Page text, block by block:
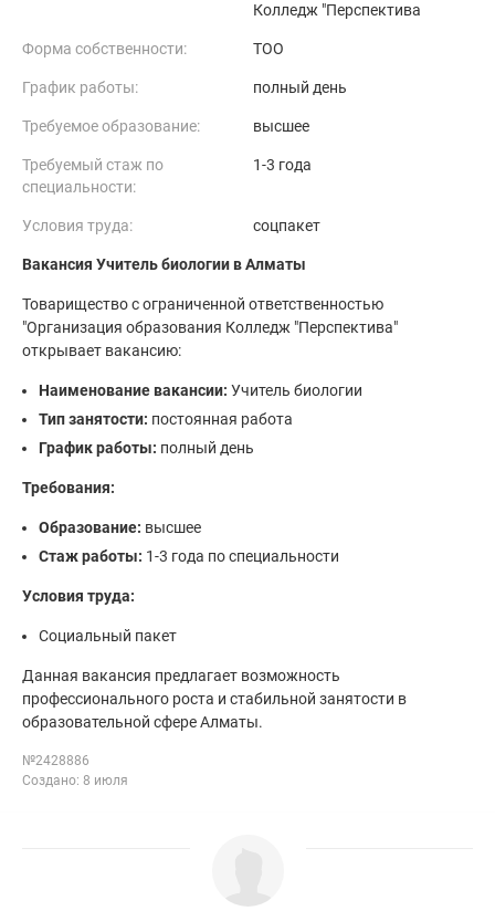
Колледж "Перспектива
Форма собственности: ТОО
График работы: полный день
Требуемое образование: высшее
Требуемый стаж по
специальности:
1-3 года
Условия труда: соцпакет
Вакансия Учитель биологии в Алматы
Товарищество с ограниченной ответственностью
"Организация образования Колледж "Перспектива"
открывает вакансию:
Наименование вакансии: Учитель биологии
Тип занятости: постоянная работа
График работы: полный день
Требования:
Образование: высшее
Стаж работы: 1-3 года по специальности
Условия труда:
Социальный пакет
Данная вакансия предлагает возможность
профессионального роста и стабильной занятости в
образовательной сфере Алматы.
№2428886
Создано: 8 июля